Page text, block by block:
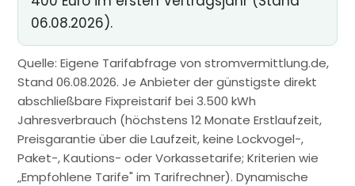
06.08.2026).
Quelle: Eigene Tarifabfrage von stromvermittlung.de,
Stand 06.08.2026. Je Anbieter der günstigste direkt
abschließbare Fixpreistarif bei 3.500 kWh
Jahresverbrauch (höchstens 12 Monate Erstlaufzeit,
Preisgarantie über die Laufzeit, keine Lockvogel-,
Paket-, Kautions- oder Vorkassetarife; Kriterien wie
„Empfohlene Tarife" im Tarifrechner). Dynamische